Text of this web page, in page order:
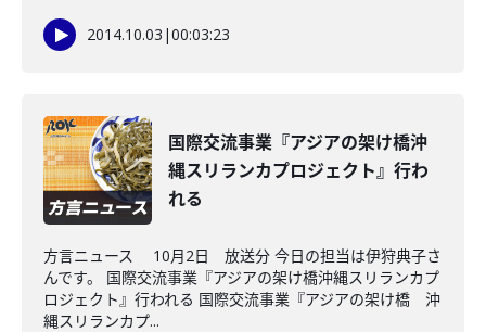
2014.10.03 |00:03:23
国際交流事業『アジアの架け橋沖
縄スリランカプロジェクト』行わ
れる
方言ニュース 10月2日 放送分 今日の担当は伊狩典子さ
んです。 国際交流事業『アジアの架け橋沖縄スリランカプ
ロジェクト』行われる 国際交流事業『アジアの架け橋 沖
縄スリランカプ...